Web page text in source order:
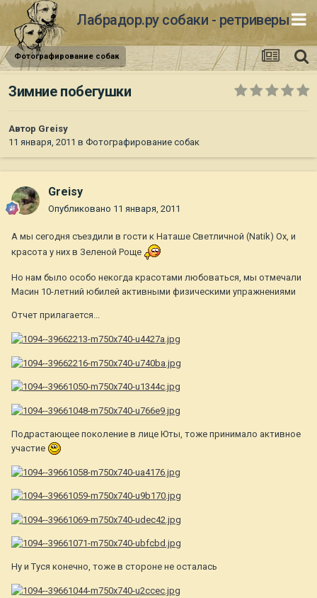
Лабрадор.ру собаки - ретриверы
Фотографирование собак
Зимние побегушки
Автор Greisy
11 января, 2011 в Фотографирование собак
Greisy
Опубликовано 11 января, 2011
А мы сегодня съездили в гости к Наташе Светличной (Natik) Ох, и
красота у них в Зеленой Роще
Но нам было особо некогда красотами любоваться, мы отмечали
Масин 10-летний юбилей активными физическими упражнениями
Отчет прилагается...
Подрастающее поколение в лице Юты, тоже принимало активное
участие
Ну и Туся конечно, тоже в стороне не осталась